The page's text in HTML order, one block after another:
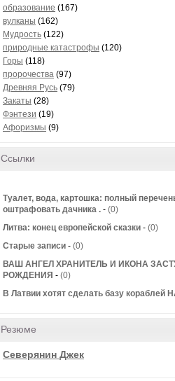
образование (167)
вулканы (162)
Мудрость (122)
природные катастрофы (120)
Горы (118)
пророчества (97)
Древняя Русь (79)
Закаты (28)
Фэнтези (19)
Афоризмы (9)
Ссылки
Туалет, вода, картошка: полный
оштрафовать дачника . - (0)
Литва: конец европейской сказки - (0)
Старые записи - (0)
ВАШ АНГЕЛ ХРАНИТЕЛЬ И ИКОНА
РОЖДЕНИЯ - (0)
В Латвии хотят сделать базу кораблей
Резюме
Cеверянин Джек